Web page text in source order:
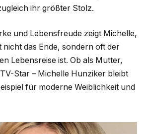
ihr größter Stolz.
und Lebensfreude zeigt Michelle,
das Ende, sondern oft der
Lebensreise ist. Ob als Mutter,
Star – Michelle Hunziker bleibt
für moderne Weiblichkeit und